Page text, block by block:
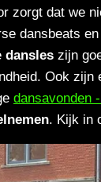
zorgt dat we
dansbeats
dansles zijn
Ook zijn
dansavonden
. Kijk in